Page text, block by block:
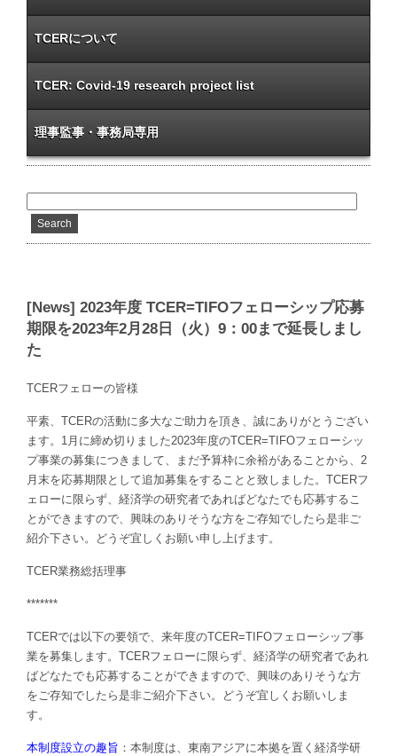
TCERについて
TCER: Covid-19 research project list
理事監事・事務局専用
[News] 2023年度 TCER=TIFOフェローシップ応募
期限を2023年2月28日（火）9：00まで延長しまし
た
TCERフェローの皆様
平素、TCERの活動に多大なご助力を頂き、誠にありがとうござい
ます。1月に締め切りました2023年度のTCER=TIFOフェローシッ
プ事業の募集につきまして、まだ予算枠に余裕があることから、2
月末を応募期限として追加募集をすることと致しました。TCERフ
ェローに限らず、経済学の研究者であればどなたでも応募するこ
とができますので、興味のありそうな方をご存知でしたら是非ご
紹介下さい。どうぞ宜しくお願い申し上げます。
TCER業務総括理事
*******
TCERでは以下の要領で、来年度のTCER=TIFOフェローシップ事
業を募集します。TCERフェローに限らず、経済学の研究者であれ
ばどなたでも応募することができますので、興味のありそうな方
をご存知でしたら是非ご紹介下さい。どうぞ宜しくお願いしま
す。
本制度設立の趣旨 ：本制度は、東南アジアに本拠を置く経済学研